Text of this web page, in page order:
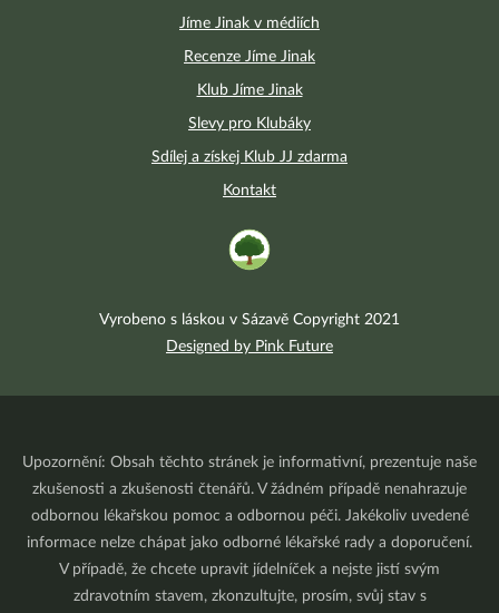
Jíme Jinak v médiích
Recenze Jíme Jinak
Klub Jíme Jinak
Slevy pro Klubáky
Sdílej a získej Klub JJ zdarma
Kontakt
Vyrobeno s láskou v Sázavě Copyright 2021
Designed by Pink Future
Upozornění: Obsah těchto stránek je informativní, prezentuje naše
zkušenosti a zkušenosti čtenářů. V žádném případě nenahrazuje
odbornou lékařskou pomoc a odbornou péči. Jakékoliv uvedené
informace nelze chápat jako odborné lékařské rady a doporučení.
V případě, že chcete upravit jídelníček a nejste jistí svým
zdravotním stavem, zkonzultujte, prosím, svůj stav s